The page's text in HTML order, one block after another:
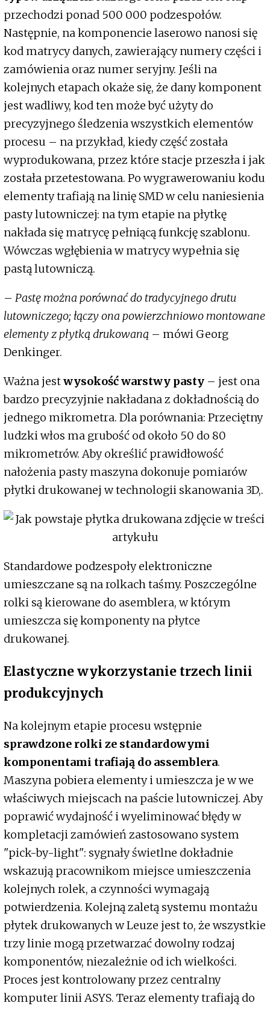
przechodzi ponad 500 000 podzespołów.
Następnie, na komponencie laserowo nanosi się
kod matrycy danych, zawierający numery części i
zamówienia oraz numer seryjny. Jeśli na
kolejnych etapach okaże się, że dany komponent
jest wadliwy, kod ten może być użyty do
precyzyjnego śledzenia wszystkich elementów
procesu – na przykład, kiedy część została
wyprodukowana, przez które stacje przeszła i jak
została przetestowana. Po wygrawerowaniu kodu
elementy trafiają na linię SMD w celu naniesienia
pasty lutowniczej: na tym etapie na płytkę
nakłada się matrycę pełniącą funkcję szablonu.
Wówczas wgłębienia w matrycy wypełnia się
pastą lutowniczą.
– Pastę można porównać do tradycyjnego drutu
lutowniczego; łączy ona powierzchniowo montowane
elementy z płytką drukowaną – mówi Georg
Denkinger.
Ważna jestwysokość warstwy pasty – jest ona
bardzo precyzyjnie nakładana z dokładnością do
jednego mikrometra. Dla porównania: Przeciętny
ludzki włos ma grubość od około 50 do 80
mikrometrów. Aby określić prawidłowość
nałożenia pasty maszyna dokonuje pomiarów
płytki drukowanej w technologii skanowania 3D,.
Standardowe podzespoły elektroniczne
umieszczane są na rolkach taśmy. Poszczególne
rolki są kierowane do asemblera, w którym
umieszcza się komponenty na płytce
drukowanej.
Elastyczne wykorzystanie trzech linii
produkcyjnych
Na kolejnym etapie procesu wstępnie
sprawdzone rolki ze standardowymi
komponentami trafiają do assemblera.
Maszyna pobiera elementy i umieszcza je w we
właściwych miejscach na paście lutowniczej. Aby
poprawić wydajność i wyeliminować błędy w
kompletacji zamówień zastosowano system
"pick-by-light": sygnały świetlne dokładnie
wskazują pracownikom miejsce umieszczenia
kolejnych rolek, a czynności wymagają
potwierdzenia. Kolejną zaletą systemu montażu
płytek drukowanych w Leuze jest to, że wszystkie
trzy linie mogą przetwarzać dowolny rodzaj
komponentów, niezależnie od ich wielkości.
Proces jest kontrolowany przez centralny
komputer linii ASYS. Teraz elementy trafiają do